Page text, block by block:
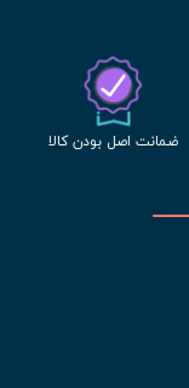
ضمانت اصل بودن کالا